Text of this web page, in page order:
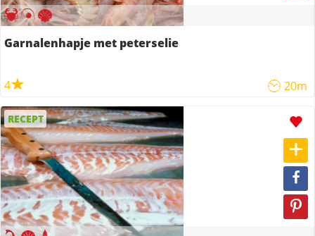
Garnalenhapje met peterselie
4 20m
RECEPT